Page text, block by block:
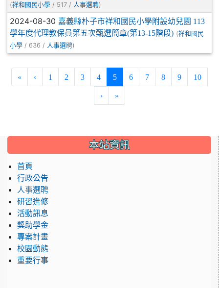
(祥和國民小學 / 517 / 人事選聘)
2024-08-30 嘉義縣朴子市祥和國民小學附設幼兒園 113
學年度代理教保員第五次甄選簡章(第13-15階段) (祥和國民
小學 / 636 / 人事選聘)
« ‹ 1 2 3 4 5(current)
6 7 8 9 10
› »
::: 本站資訊
首頁
行政公告
人事選聘
研習進修
活動訊息
獎助學金
專案計畫
校園動態
重要行事